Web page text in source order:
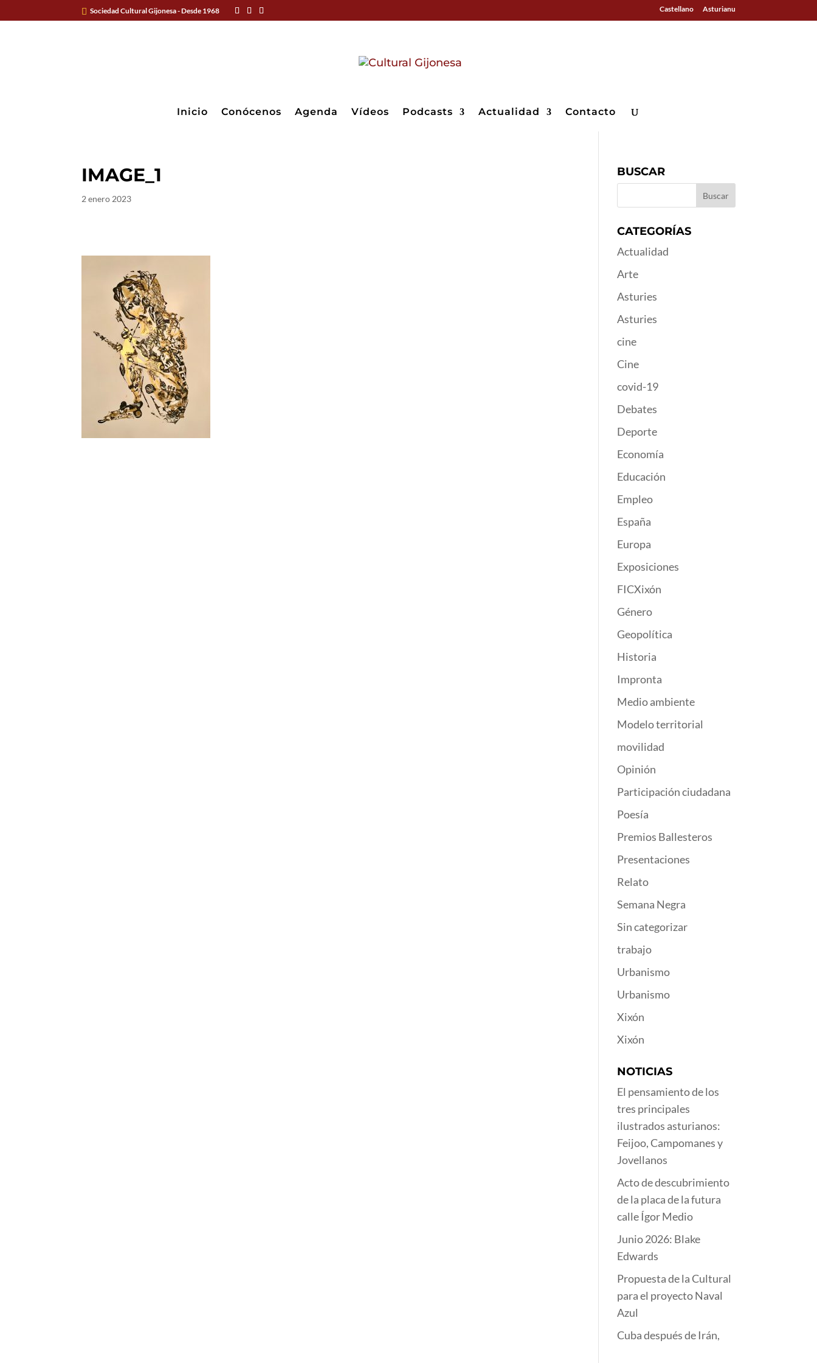
Sociedad Cultural Gijonesa - Desde 1968 Castellano Asturianu
Inicio Conócenos Agenda Vídeos Podcasts Actualidad Contacto
IMAGE_1
2 enero 2023
BUSCAR
CATEGORÍAS
Actualidad
Arte
Asturies
Asturies
cine
Cine
covid-19
Debates
Deporte
Economía
Educación
Empleo
España
Europa
Exposiciones
FICXixón
Género
Geopolítica
Historia
Impronta
Medio ambiente
Modelo territorial
movilidad
Opinión
Participación ciudadana
Poesía
Premios Ballesteros
Presentaciones
Relato
Semana Negra
Sin categorizar
trabajo
Urbanismo
Urbanismo
Xixón
Xixón
NOTICIAS
El pensamiento de los
tres principales
ilustrados asturianos:
Feijoo, Campomanes y
Jovellanos
Acto de descubrimiento
de la placa de la futura
calle Ígor Medio
Junio 2026: Blake
Edwards
Propuesta de la Cultural
para el proyecto Naval
Azul
Cuba después de Irán,